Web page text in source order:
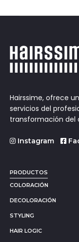
Hairssime, ofrece
servicios del
transformación del
Instagram
PRODUCTOS
COLORACIÓN
DECOLORACIÓN
STYLING
HAIR LOGIC